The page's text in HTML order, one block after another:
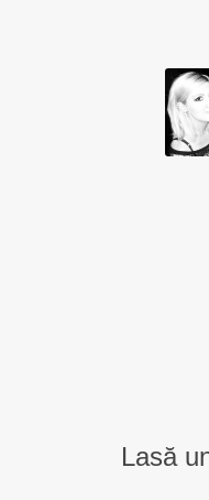
Lasă